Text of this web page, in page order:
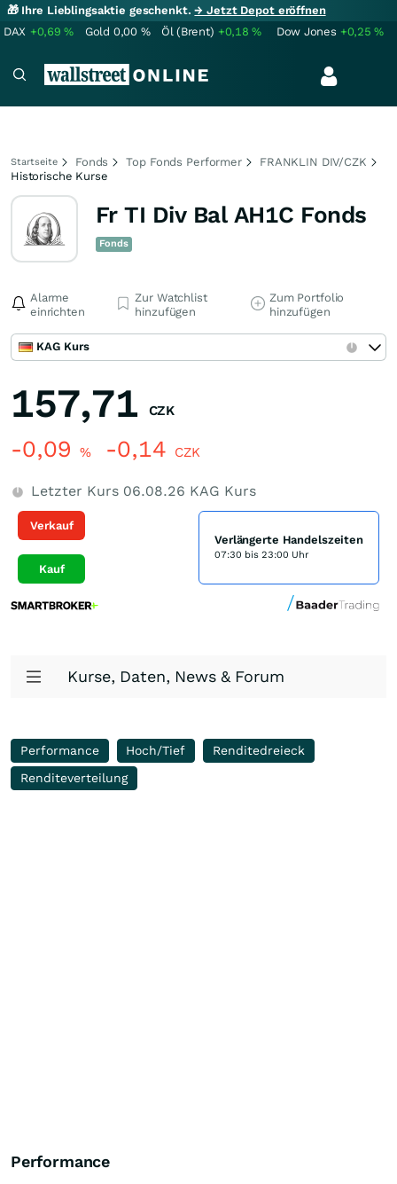
🎁 Ihre Lieblingsaktie geschenkt.→ Jetzt Depot eröffnen
DAX +0,69% Gold 0,00 % Öl (Brent) +0,18% Dow Jones +0,25%
Startseite Fonds Top Fonds Performer
FRANKLIN DIV/CZK
Historische Kurse
Fr TI Div Bal AH1C Fonds
Fonds
Alarme
einrichten
Zur Watchlist
hinzufügen
Zum Portfolio
hinzufügen
KAG Kurs
157,71 CZK
-0,09 % -0,14 CZK
Letzter Kurs 06.08.26 KAG Kurs
Verkauf
Kauf
Verlängerte Handelszeiten
07:30 bis 23:00 Uhr
Kurse, Daten, News & Forum
Performance Hoch/Tief
Renditedreieck
Renditeverteilung
Performance